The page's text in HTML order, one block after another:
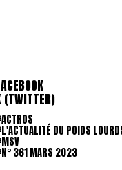
(TWITTER)
DU POIDS
361 MARS 2023